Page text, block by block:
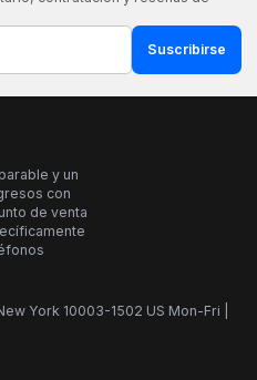
Suscribirse
y un
con
de venta
York 10003-1502 US Mon-Fri |